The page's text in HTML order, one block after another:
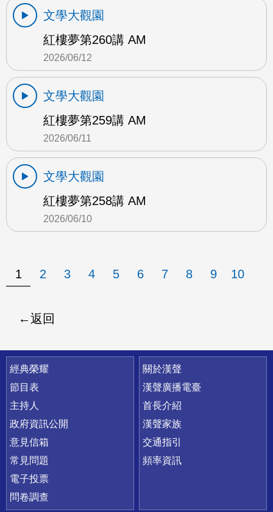
文學大觀園
紅樓夢第260講 AM
2026/06/12
文學大觀園
紅樓夢第259講 AM
2026/06/11
文學大觀園
紅樓夢第258講 AM
2026/06/10
1 2 3 4 5 6 7 8 9 10
返回
快速連結
經典榮耀
節目表
主持人
政府資訊公開
意見信箱
常見問題
電子投票
問卷調查
關於漢聲
漢聲廣播電臺
首長介紹
漢聲家族
交通指引
頻率資訊